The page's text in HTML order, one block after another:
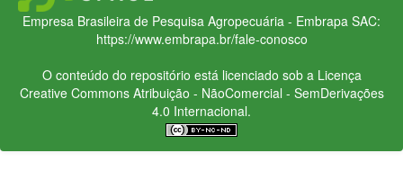
Empresa Brasileira de Pesquisa Agropecuária - Embrapa SAC:
https://www.embrapa.br/fale-conosco
O conteúdo do repositório está licenciado sob a Licença
Creative CommonsAtribuição - NãoComercial - SemDerivações
4.0 Internacional.